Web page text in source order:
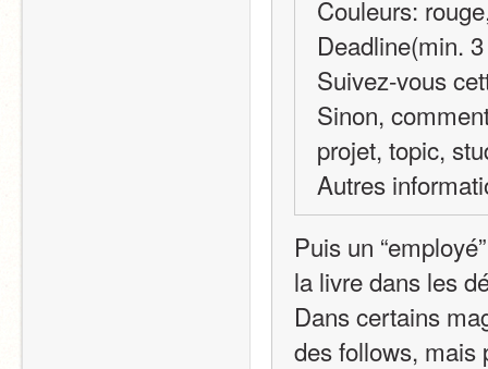
Couleurs:
Deadline(min.
Suivez-vous
Sinon,
projet, topic,
Autres
Puis un
la livre dans les
Dans certains
des follows, mais